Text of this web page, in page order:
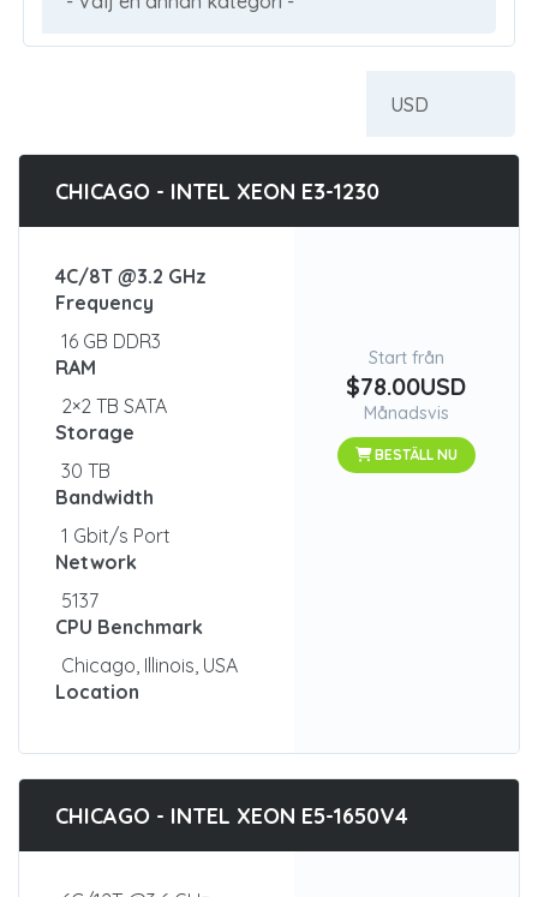
CHICAGO - INTEL XEON E3-1230
4C/8T @3.2 GHz
Frequency
16 GB DDR3
RAM
2×2 TB SATA
Storage
30 TB
Bandwidth
1 Gbit/s Port
Network
5137
CPU Benchmark
Chicago, Illinois, USA
Location
Start från
$78.00USD
Månadsvis
BESTÄLL NU
CHICAGO - INTEL XEON E5-1650V4